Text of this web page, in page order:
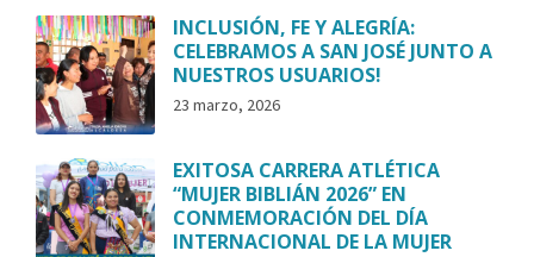
INCLUSIÓN, FE Y ALEGRÍA:
CELEBRAMOS A SAN JOSÉ JUNTO A
NUESTROS USUARIOS!
23 marzo, 2026
EXITOSA CARRERA ATLÉTICA
“MUJER BIBLIÁN 2026” EN
CONMEMORACIÓN DEL DÍA
INTERNACIONAL DE LA MUJER